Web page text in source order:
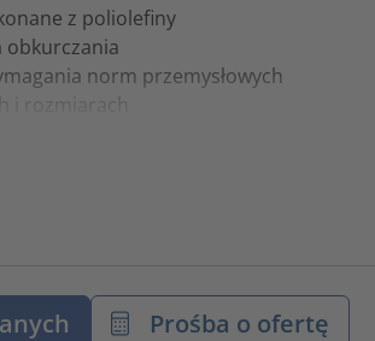
z poliolefiny
obkurczania
norm przemysłowych
i rozmiarach
Prośba o ofertę